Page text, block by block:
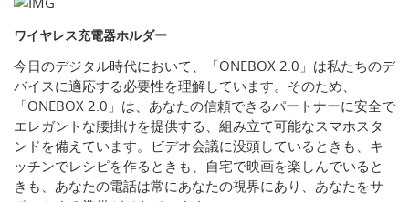
ワイヤレス充電器ホルダー
今日のデジタル時代において、「ONEBOX 2.0」は私たちのデ
バイスに適応する必要性を理解しています。そのため、
「ONEBOX 2.0」は、あなたの信頼できるパートナーに安全で
エレガントな腰掛けを提供する、組み立て可能なスマホスタ
ンドを備えています。ビデオ会議に没頭しているときも、キ
ッチンでレシピを作るときも、自宅で映画を楽しんでいると
きも、あなたの電話は常にあなたの視界にあり、あなたをサ